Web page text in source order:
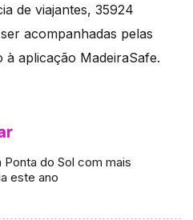
de viajantes, 35924
acompanhadas pelas
aplicação MadeiraSafe.
Ponta do Sol com mais
este ano